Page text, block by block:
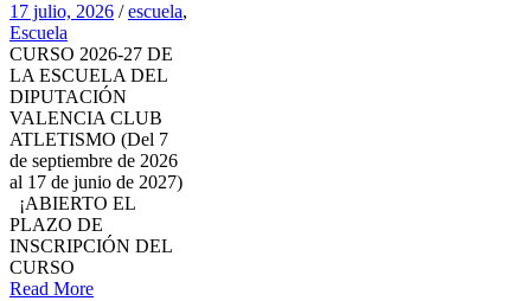
17 julio, 2026 / escuela,
Escuela
CURSO 2026-27 DE
LA ESCUELA DEL
DIPUTACIÓN
VALENCIA CLUB
ATLETISMO (Del 7
de septiembre de 2026
al 17 de junio de 2027)
¡ABIERTO EL
PLAZO DE
INSCRIPCIÓN DEL
CURSO
Read More